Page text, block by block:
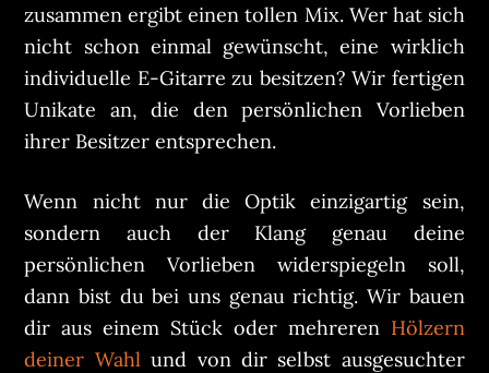
zusammen ergibt einen tollen Mix. Wer hat sich
nicht schon einmal gewünscht, eine wirklich
individuelle E-Gitarre zu besitzen? Wir fertigen
Unikate an, die den persönlichen Vorlieben
ihrer Besitzer entsprechen.
Wenn nicht nur die Optik einzigartig sein,
sondern auch der Klang genau deine
persönlichen Vorlieben widerspiegeln soll,
dann bist du bei uns genau richtig. Wir bauen
dir aus einem Stück oder mehreren Hölzern
deiner Wahlund von dir selbst ausgesuchter